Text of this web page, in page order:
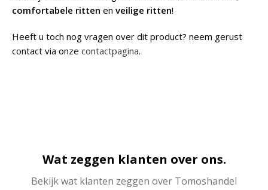
comfortabele ritten en veilige ritten!
Heeft u toch nog vragen over dit product? neem gerust
contact via onze contactpagina.
Wat zeggen klanten over ons.
Bekijk wat klanten zeggen over Tomoshandel